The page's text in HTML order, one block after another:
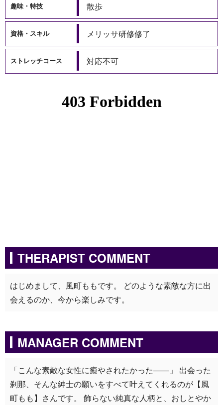
趣味・特技 散歩
資格・スキル メリッサ研修修了
ストレッチコース 対応不可
THERAPIST COMMENT
はじめまして、風町ももです。 どのような素敵な方に出
会えるのか、今から楽しみです。
MANAGER COMMENT
「こんな素敵な女性に癒やされたかった――」 出会った
刹那、そんな紳士の願いをすべて叶えてくれるのが【風
町もも】さんです。 飾らない純真な人柄と、おしとやか